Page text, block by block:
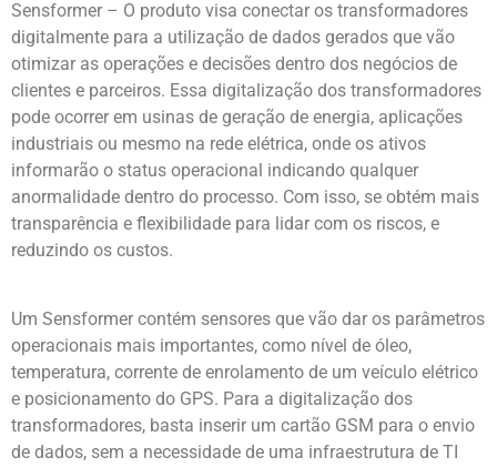
Sensformer – O produto visa conectar os transformadores
digitalmente para a utilização de dados gerados que vão
otimizar as operações e decisões dentro dos negócios de
clientes e parceiros. Essa digitalização dos transformadores
pode ocorrer em usinas de geração de energia, aplicações
industriais ou mesmo na rede elétrica, onde os ativos
informarão o status operacional indicando qualquer
anormalidade dentro do processo. Com isso, se obtém mais
transparência e flexibilidade para lidar com os riscos, e
reduzindo os custos.
Um Sensformer contém sensores que vão dar os parâmetros
operacionais mais importantes, como nível de óleo,
temperatura, corrente de enrolamento de um veículo elétrico
e posicionamento do GPS. Para a digitalização dos
transformadores, basta inserir um cartão GSM para o envio
de dados, sem a necessidade de uma infraestrutura de TI